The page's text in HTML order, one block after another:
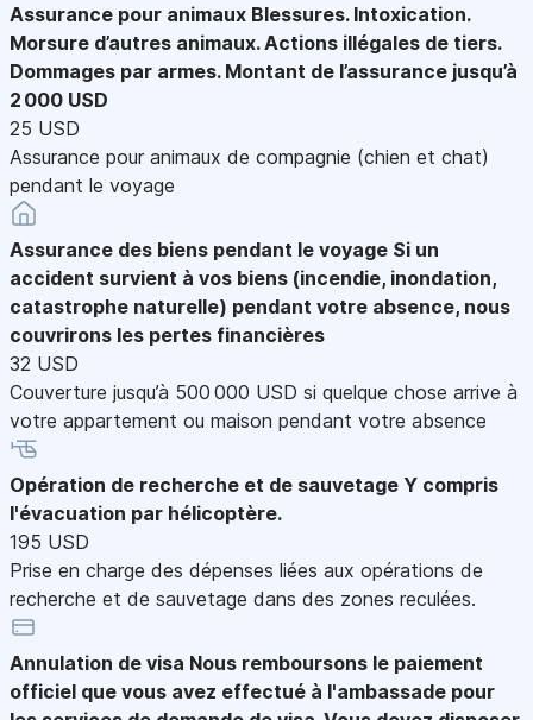
Assurance pour animaux Blessures. Intoxication.
Morsure d’autres animaux. Actions illégales de tiers.
Dommages par armes. Montant de l’assurance jusqu’à
2 000 USD
25 USD
Assurance pour animaux de compagnie (chien et chat)
pendant le voyage
Assurance des biens pendant le voyage Si un
accident survient à vos biens (incendie, inondation,
catastrophe naturelle) pendant votre absence, nous
couvrirons les pertes financières
32 USD
Couverture jusqu’à 500 000 USD si quelque chose arrive à
votre appartement ou maison pendant votre absence
Opération de recherche et de sauvetage Y compris
l'évacuation par hélicoptère.
195 USD
Prise en charge des dépenses liées aux opérations de
recherche et de sauvetage dans des zones reculées.
Annulation de visa Nous remboursons le paiement
officiel que vous avez effectué à l'ambassade pour